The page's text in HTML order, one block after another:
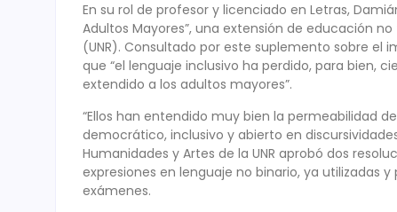
En su rol de profesor y licenciado en Letras,
Adultos Mayores”, una extensión de educación
(UNR). Consultado por este suplemento sobre
que “el lenguaje inclusivo ha perdido, para bien,
extendido a los adultos mayores”.
“Ellos han entendido muy bien la permeabilidad
democrático, inclusivo y abierto en
Humanidades y Artes de la UNR aprobó dos
expresiones en lenguaje no binario, ya utilizadas
exámenes.